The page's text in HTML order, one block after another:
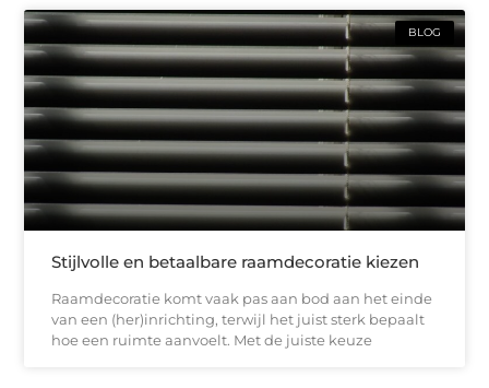
BLOG
Stijlvolle en betaalbare raamdecoratie kiezen
Raamdecoratie komt vaak pas aan bod aan het einde
van een (her)inrichting, terwijl het juist sterk bepaalt
hoe een ruimte aanvoelt. Met de juiste keuze